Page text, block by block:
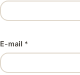
E-mail *